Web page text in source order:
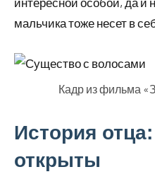
мальчика тоже несет в
Кадр из фильма
История
открыты